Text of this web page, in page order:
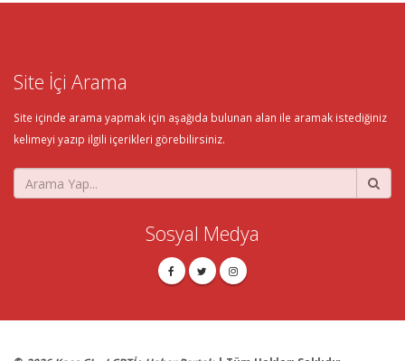
Site İçi Arama
Site içinde arama yapmak için aşağıda bulunan alan ile aramak istediğiniz
kelimeyi yazıp ilgili içerikleri görebilirsiniz.
Sosyal Medya